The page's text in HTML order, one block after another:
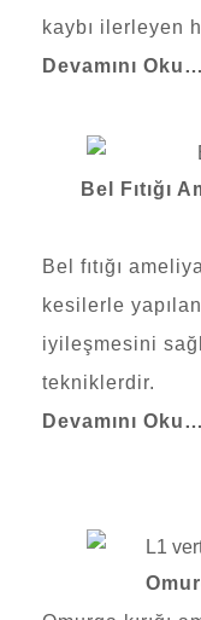
kaybı ilerleyen
Devamını Oku…
Bel Fıtığı
Bel fıtığı
kesilerle
iyileşmesini
tekniklerdir.
Devamını Oku…